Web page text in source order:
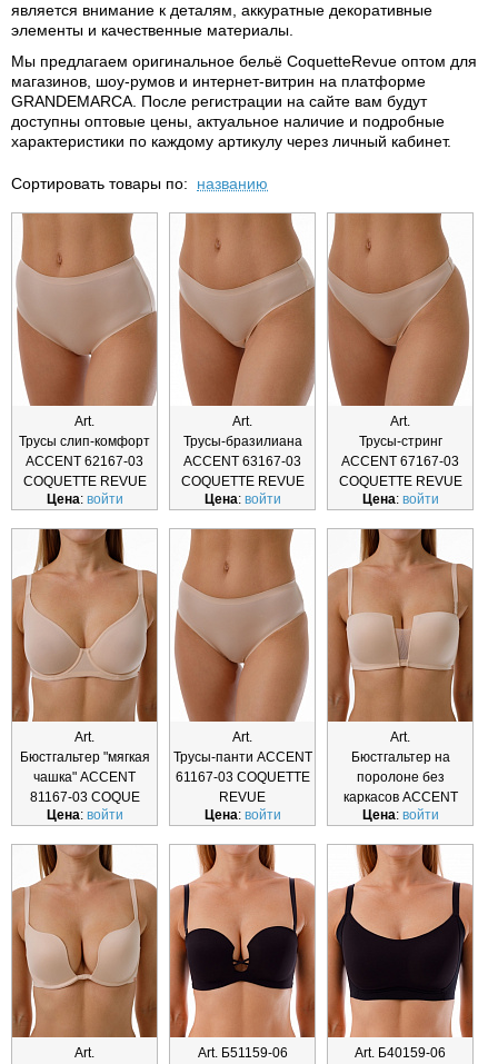
является внимание к деталям, аккуратные декоративные
элементы и качественные материалы.
Мы предлагаем оригинальное бельё CoquetteRevue оптом для
магазинов, шоу-румов и интернет-витрин на платформе
GRANDEMARCA. После регистрации на сайте вам будут
доступны оптовые цены, актуальное наличие и подробные
характеристики по каждому артикулу через личный кабинет.
Сортировать товары по: названию
Art.
Трусы слип-комфорт
ACCENT 62167-03
COQUETTE REVUE
Цена: войти
Art.
Трусы-бразилиана
ACCENT 63167-03
COQUETTE REVUE
Цена: войти
Art.
Трусы-стринг
ACCENT 67167-03
COQUETTE REVUE
Цена: войти
Art.
Бюстгальтер "мягкая
чашка" ACCENT
81167-03 COQUE
Цена: войти
Art.
Трусы-панти ACCENT
61167-03 COQUETTE
REVUE
Цена: войти
Art.
Бюстгальтер на
поролоне без
каркасов ACCENT
55167-03 COQUE
Цена: войти
Art.
Art. Б51159-06
Art. Б40159-06